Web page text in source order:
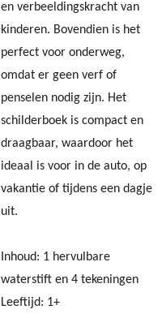
en verbeeldingskracht van
kinderen. Bovendien is het
perfect voor onderweg,
omdat er geen verf of
penselen nodig zijn. Het
schilderboek is compact en
draagbaar, waardoor het
ideaal is voor in de auto, op
vakantie of tijdens een dagje
uit.
Inhoud: 1 hervulbare
waterstift en 4 tekeningen
Leeftijd: 1+